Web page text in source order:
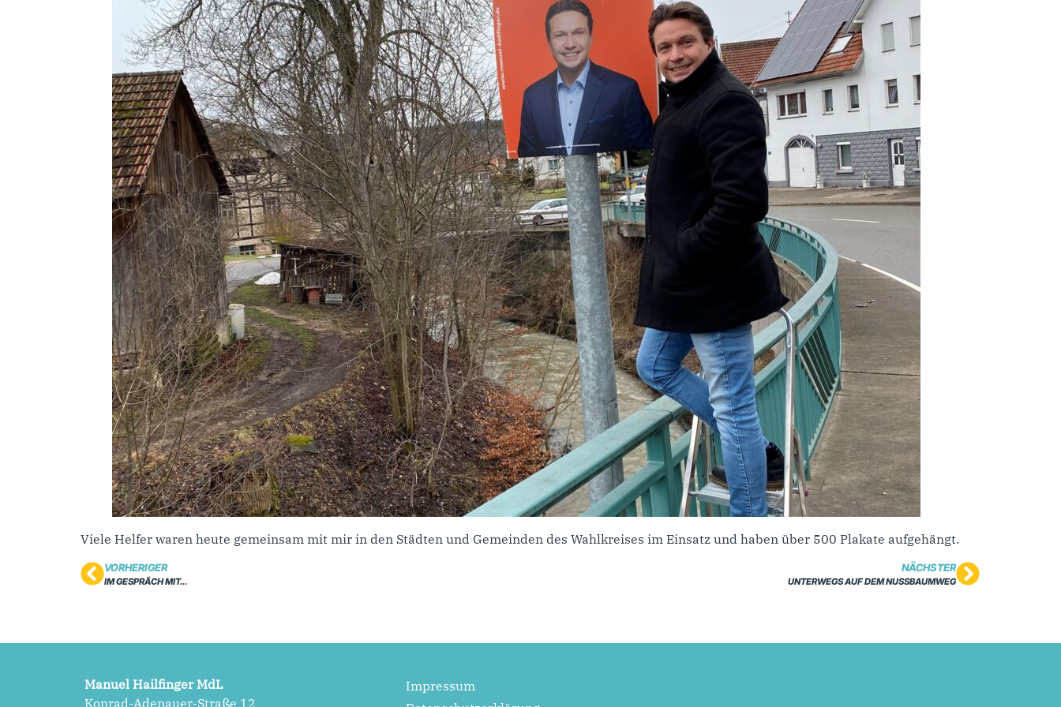
Viele Helfer waren heute gemeinsam mit mir in den Städten und Gemeinden des Wahlkreises im Einsatz und haben über 500 Plakate aufgehängt.
VORHERIGER
IM GESPRÄCH MIT…
NÄCHSTER
UNTERWEGS AUF DEM NUSSBAUMWEG
Manuel Hailfinger MdL
Konrad-Adenauer-Straße 12
Impressum